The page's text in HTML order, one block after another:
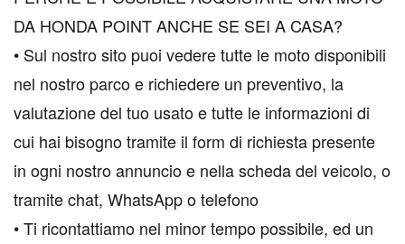
DA HONDA POINT ANCHE SE SEI A CASA?
• Sul nostro sito puoi vedere tutte le moto disponibili
nel nostro parco e richiedere un preventivo, la
valutazione del tuo usato e tutte le informazioni di
cui hai bisogno tramite il form di richiesta presente
in ogni nostro annuncio e nella scheda del veicolo, o
tramite chat, WhatsApp o telefono
• Ti ricontattiamo nel minor tempo possibile, ed un